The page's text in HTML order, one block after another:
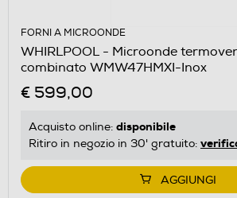
FORNI A MICROONDE
WHIRLPOOL - Microonde
combinato WMW47HMXI-Inox
€ 599,00
Acquisto online: disponibile
Ritiro in negozio in 30' gratuito:
AGGIUNGI